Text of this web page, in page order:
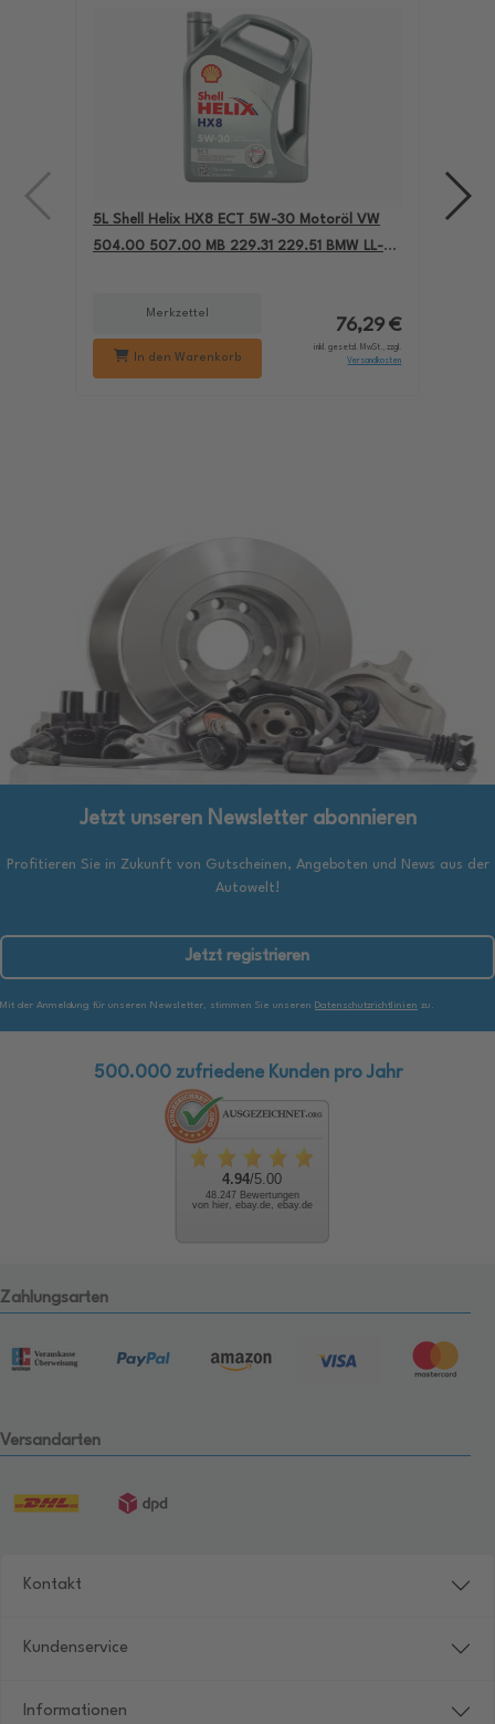
5L Shell Helix HX8 ECT 5W-30 Motoröl VW
504.00 507.00 MB 229.31 229.51 BMW LL-04
Merkzettel
In den Warenkorb
76,29 €
inkl. gesetzl. MwSt., zzgl.
Versandkosten
Jetzt unseren Newsletter abonnieren
Profitieren Sie in Zukunft von Gutscheinen, Angeboten und News aus der
Autowelt!
Jetzt registrieren
Mit der Anmeldung für unseren Newsletter, stimmen Sie unseren Datenschutzrichtlinien zu.
500.000 zufriedene Kunden pro Jahr
4.94/5.00
48.247 Bewertungen
von hier, ebay.de, ebay.de
Zahlungsarten
Versandarten
Kontakt
Kundenservice
Informationen